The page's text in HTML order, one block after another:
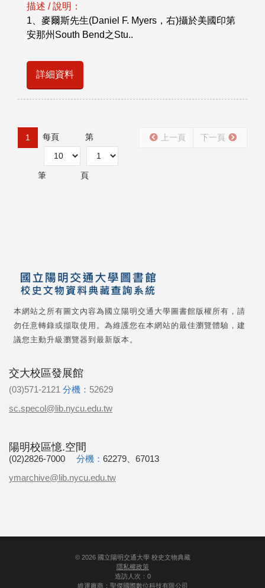
描述 / 說明：
1、麥爾斯先生(Daniel F. Myers，右)攝於美國印第
安那州South Bend之Stu..
詳細資料
1 每頁
筆
第
頁
上一頁 下一頁
本網站之所有圖文內容為國立陽明交通大學圖書館版權所有，請
勿任意轉錄或擷取使用。為維護您在本網站的最佳瀏覽體驗，建
議您主動升級瀏覽器到最新版本。
交大校區發展館
(03)571-2121 分機： 52629
sc.specol@lib.nycu.edu.tw
陽明校區憶.空間
(02)2826-7000 分機： 62279、67013
ymarchive@lib.nycu.edu.tw
© 2026國立陽明交通大學 校史文物典藏
隱私權政策
造訪人次：0
維運廠商： 聖傑國際數位科技有限公司